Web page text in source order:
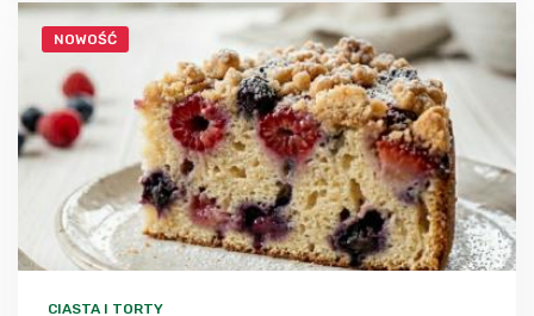
NOWOŚĆ
CIASTA I TORTY